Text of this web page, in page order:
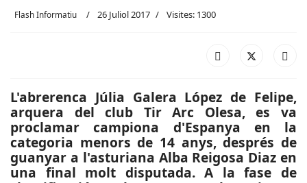
Flash Informatiu 26 Juliol 2017 Visites: 1300
L'abrerenca Júlia Galera López de Felipe,
arquera del club Tir Arc Olesa, es va
proclamar campiona d'Espanya en la
categoria menors de 14 anys, després de
guanyar a l'asturiana Alba Reigosa Diaz en
una final molt disputada. A la fase de